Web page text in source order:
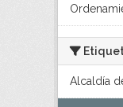
Alcaldía